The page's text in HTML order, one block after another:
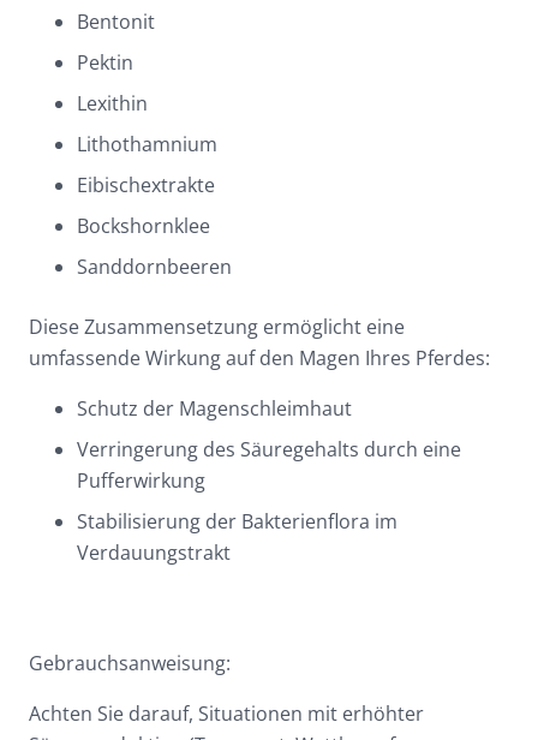
Bentonit
Pektin
Lexithin
Lithothamnium
Eibischextrakte
Bockshornklee
Sanddornbeeren
Diese Zusammensetzung ermöglicht eine
umfassende Wirkung auf den Magen Ihres Pferdes:
Schutz der Magenschleimhaut
Verringerung des Säuregehalts durch eine
Pufferwirkung
Stabilisierung der Bakterienflora im
Verdauungstrakt
Gebrauchsanweisung:
Achten Sie darauf, Situationen mit erhöhter